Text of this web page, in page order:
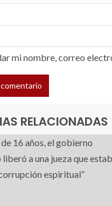
mi nombre, correo
RELACIONADAS